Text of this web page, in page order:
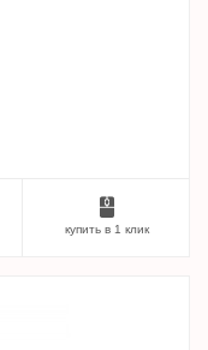
купить в 1 клик